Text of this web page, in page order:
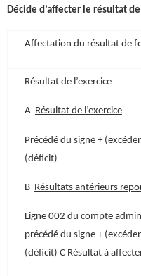
Décide d’affecter le résultat
Affectation du résultat de
Résultat de l’exercice
A Résultat de l’exercice
Précédé du signe +
(déficit)
B Résultats antérieurs
Ligne 002 du compte
précédé du signe +
(déficit) C Résultat à